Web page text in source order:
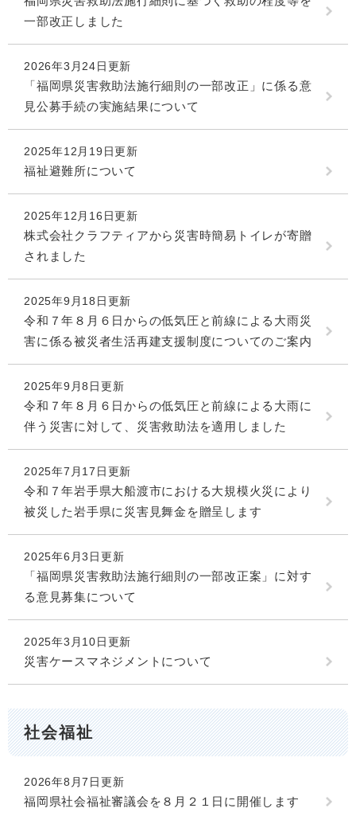
一部改正しました
2026年3月24日更新
「福岡県災害救助法施行細則の一部改正」に係る意
見公募手続の実施結果について
2025年12月19日更新
福祉避難所について
2025年12月16日更新
株式会社クラフティアから災害時簡易トイレが寄贈
されました
2025年9月18日更新
令和７年８月６日からの低気圧と前線による大雨災
害に係る被災者生活再建支援制度についてのご案内
2025年9月8日更新
令和７年８月６日からの低気圧と前線による大雨に
伴う災害に対して、災害救助法を適用しました
2025年7月17日更新
令和７年岩手県大船渡市における大規模火災により
被災した岩手県に災害見舞金を贈呈します
2025年6月3日更新
「福岡県災害救助法施行細則の一部改正案」に対す
る意見募集について
2025年3月10日更新
災害ケースマネジメントについて
社会福祉
2026年8月7日更新
福岡県社会福祉審議会を８月２１日に開催します